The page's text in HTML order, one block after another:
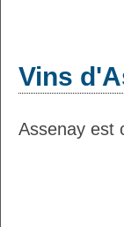
Vins
Assenay est